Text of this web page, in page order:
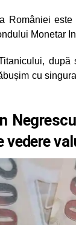
României
Monetar
cu
vedere